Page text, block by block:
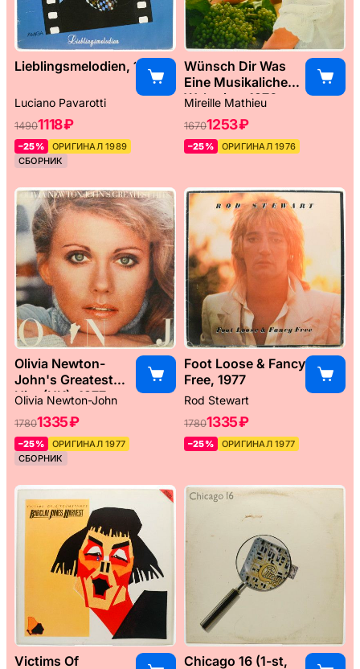
Lieblingsmelodien, 1989
Luciano Pavarotti
14901118 ₽
–25%
ОРИГИНАЛ 1989
СБОРНИК
Wünsch Dir Was
Eine Musikaliche
Weltreise, 1976
Mireille Mathieu
16701253 ₽
–25% ОРИГИНАЛ 1976
Olivia Newton-
John's Greatest
Hits (UK), 1977
Olivia Newton-John
17801335 ₽
–25%
ОРИГИНАЛ 1977
СБОРНИК
Foot Loose & Fancy
Free, 1977
Rod Stewart
17801335 ₽
–25% ОРИГИНАЛ 1977
Victims Of
Chicago 16 (1-st,